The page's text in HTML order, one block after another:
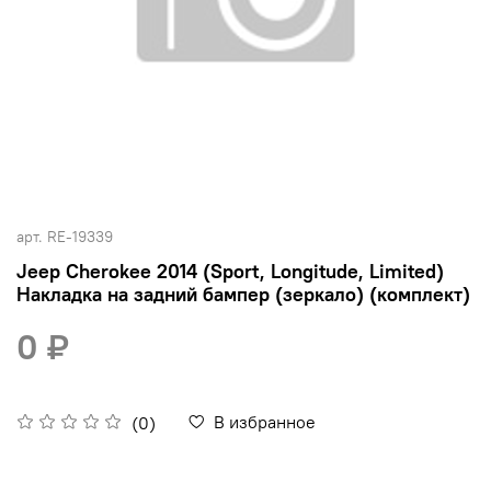
арт. RE-19339
Jeep Cherokee 2014 (Sport, Longitude, Limited)
Накладка на задний бампер (зеркало) (комплект)
(0) В избранное
0 ₽